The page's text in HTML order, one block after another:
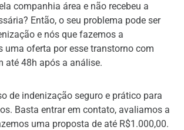
companhia área e não recebeu a
Então, o seu problema pode ser
e nós que fazemos a
uma oferta por esse transtorno com
até 48h após a análise.
de indenização seguro e prático para
Basta entrar em contato, avaliamos a
uma proposta de até R$1.000,00.